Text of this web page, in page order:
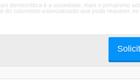
democrática é a sociedade, mais o jornalismo
colunismo especializado que pode requerer, ou